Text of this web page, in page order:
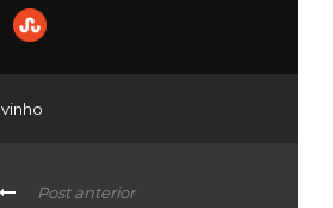
vinho
Post anterior